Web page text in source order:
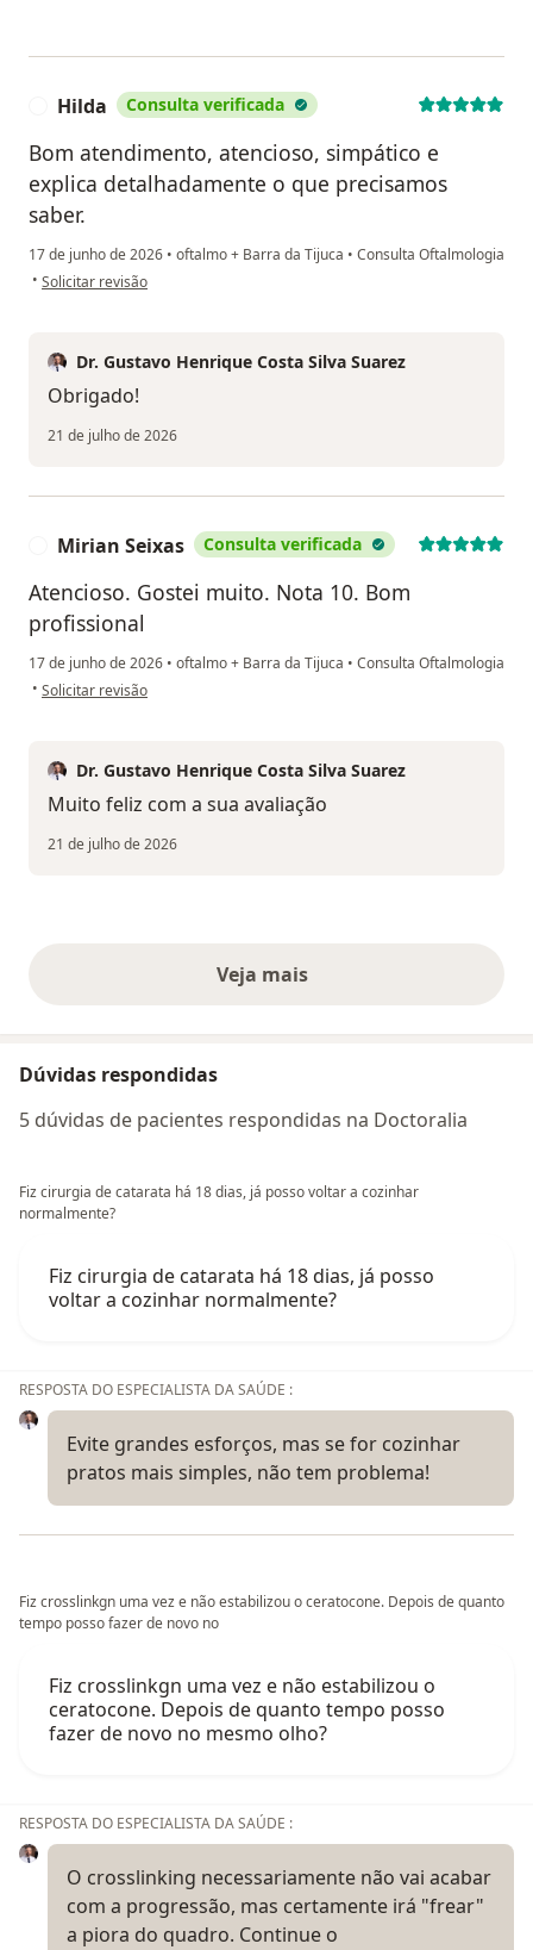
Hilda Consulta verificada
Bom atendimento, atencioso, simpático e
explica detalhadamente o que precisamos
saber.
17 de junho de 2026 • oftalmo + Barra da Tijuca • Consulta Oftalmologia
• na opinião do utilizador Hilda
Solicitar revisão
Dr. Gustavo Henrique Costa Silva Suarez
Obrigado!
21 de julho de 2026
Mirian Seixas Consulta verificada
Atencioso. Gostei muito. Nota 10. Bom
profissional
17 de junho de 2026 • oftalmo + Barra da Tijuca • Consulta Oftalmologia
• na opinião do utilizador Mirian Seixas
Solicitar revisão
Dr. Gustavo Henrique Costa Silva Suarez
Muito feliz com a sua avaliação
21 de julho de 2026
Veja maisopiniões acima
Dúvidas respondidas
5 dúvidas de pacientes respondidas na Doctoralia
Fiz cirurgia de catarata há 18 dias, já posso voltar a cozinhar
normalmente?
Fiz cirurgia de catarata há 18 dias, já posso
voltar a cozinhar normalmente?
RESPOSTA DO ESPECIALISTA DA SAÚDE :
Evite grandes esforços, mas se for cozinhar
pratos mais simples, não tem problema!
Fiz crosslinkgn uma vez e não estabilizou o ceratocone. Depois de quanto
tempo posso fazer de novo no
Fiz crosslinkgn uma vez e não estabilizou o
ceratocone. Depois de quanto tempo posso
fazer de novo no mesmo olho?
RESPOSTA DO ESPECIALISTA DA SAÚDE :
O crosslinking necessariamente não vai acabar
com a progressão, mas certamente irá "frear"
a piora do quadro. Continue o